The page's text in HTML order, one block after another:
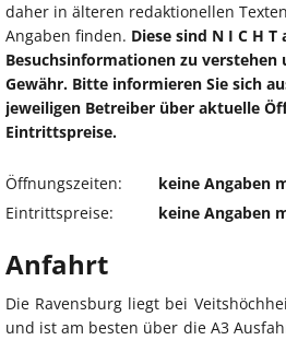
daher in älteren redaktionellen
Angaben finden. Diese sind N I C H
Besuchsinformationen zu verstehen
Gewähr. Bitte informieren Sie sich
jeweiligen Betreiber über aktuelle
Eintrittspreise.
Öffnungszeiten:
keine Angaben
Eintrittspreise:
keine Angaben
Anfahrt
Die Ravensburg liegt bei
und ist am besten über die A3